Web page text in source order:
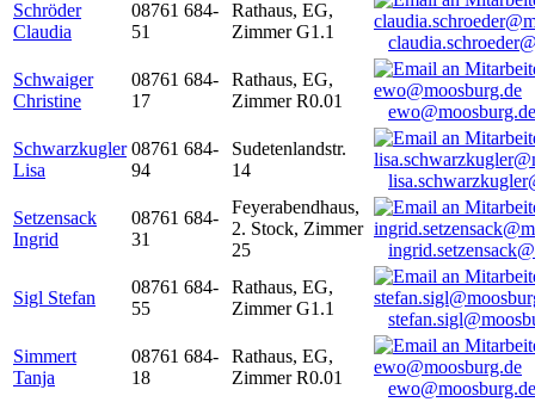
Schröder
Claudia
08761 684-
51
Rathaus, EG,
Zimmer G1.1
Schwaiger
Christine
08761 684-
17
Rathaus, EG,
Zimmer R0.01
ewo@moosburg.de
Schwarzkugler
Lisa
08761 684-
94
Sudetenlandstr.
14
Setzensack
Ingrid
08761 684-
31
Feyerabendhaus,
2. Stock, Zimmer
25
Sigl Stefan
08761 684-
55
Rathaus, EG,
Zimmer G1.1
Simmert
Tanja
08761 684-
18
Rathaus, EG,
Zimmer R0.01
ewo@moosburg.de